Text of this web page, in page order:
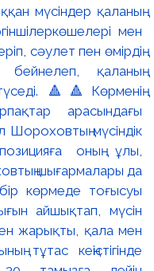
мүсіндер қаланың
мен
сәулет пен өмірдің
қаланың
🔺🔺Көрменің
арасындағы
мүсіндік
оның ұлы,
шығармалары да
көрмеде тоғысуы
айшықтап, мүсін
жарықты, қала мен
тұтас кеңістігінде